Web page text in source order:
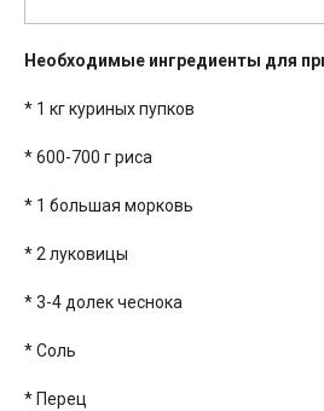
Необходимые ингредиенты для
* 1 кг куриных пупков
* 600-700 г риса
* 1 большая морковь
* 2 луковицы
* 3-4 долек чеснока
* Соль
* Перец